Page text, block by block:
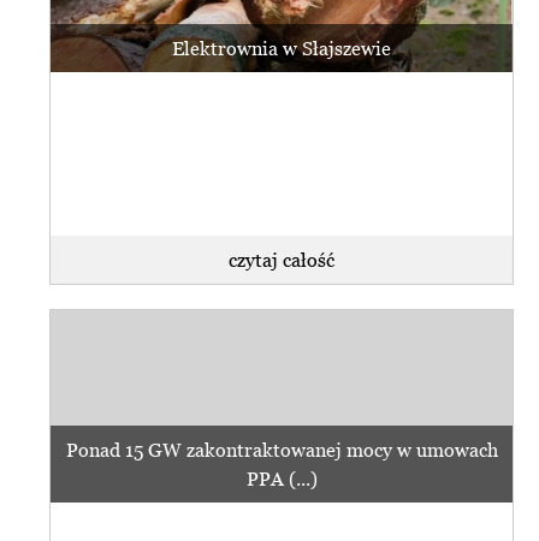
Elektrownia w Słajszewie
czytaj całość
Ponad 15 GW zakontraktowanej mocy w umowach
PPA (...)